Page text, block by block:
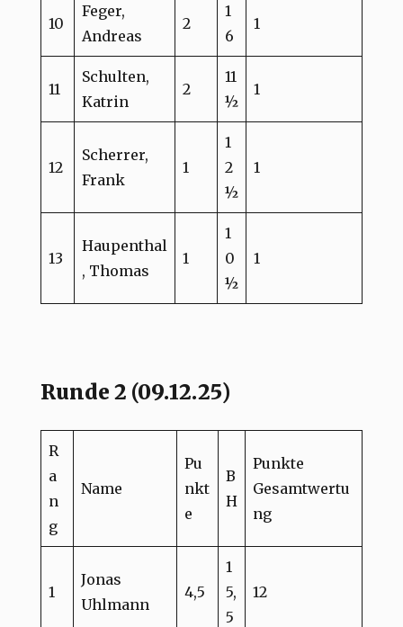
10
Feger,
Andreas
2
1
6
1
11
Schulten,
Katrin
2
11
½
1
12
Scherrer,
Frank
1
1
2
½
1
13
Haupenthal
, Thomas
1
1
0
½
1
Runde 2 (09.12.25)
R
a
n
g
Name
Pu
nkt
e
B
H
Punkte
Gesamtwertu
ng
1
Jonas
Uhlmann
4,5
1
5,
5
12